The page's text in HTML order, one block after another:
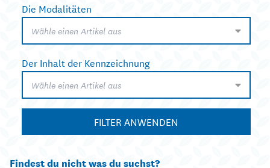
Die Modalitäten
Wähle einen Artikel aus
Der Inhalt der Kennzeichnung
Wähle einen Artikel aus
FILTER ANWENDEN
Findest du nicht was du suchst?